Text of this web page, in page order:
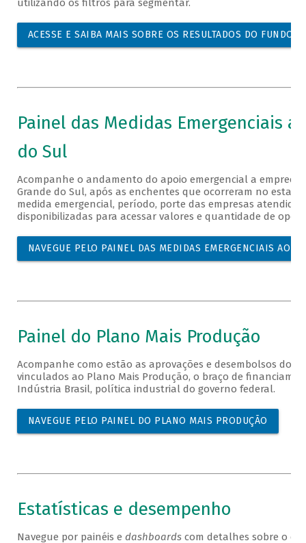
utilizando os filtros para segmentar.
ACESSE E SAIBA MAIS SOBRE OS RESULTADOS DO FUNDO
Painel das Medidas Emergenciais
do Sul
Acompanhe o andamento do apoio emergencial a
Grande do Sul, após as enchentes que ocorreram no
medida emergencial, período, porte das empresas
disponibilizadas para acessar valores e quantidade de
NAVEGUE PELO PAINEL DAS MEDIDAS EMERGENCIAIS AO
Painel do Plano Mais Produção
Acompanhe como estão as aprovações e desembolsos do
vinculados ao Plano Mais Produção, o braço de
Indústria Brasil, política industrial do governo federal.
NAVEGUE PELO PAINEL DO PLANO MAIS PRODUÇÃO
Estatísticas e desempenho
Navegue por painéis e dashboardscom detalhes sobre o